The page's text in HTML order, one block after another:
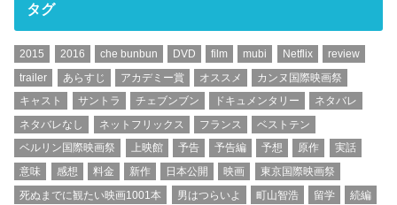
タグ
2015 2016 che bunbun DVD film mubi Netflix
review
trailer
あらすじ アカデミー賞 オススメ
カンヌ国際映画祭
キャスト
サントラ チェブンブン ドキュメンタリー
ネタバレ
ネタバレなし
ネットフリックス フランス
ベストテン
ベルリン国際映画祭
上映館 予告 予告編 予想 原作
実話
意味
感想 料金 新作 日本公開 映画
東京国際映画祭
死ぬまでに観たい映画1001本
男はつらいよ 町山智浩 留学 続編